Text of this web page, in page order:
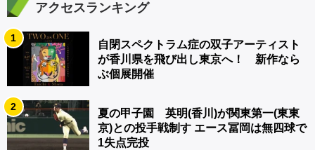
アクセスランキング
1
自閉スペクトラム症の双子アーティスト
が香川県を飛び出し東京へ！ 新作なら
ぶ個展開催
2
夏の甲子園 英明(香川)が関東第一(東東
京)との投手戦制す エース冨岡は無四球で
1失点完投